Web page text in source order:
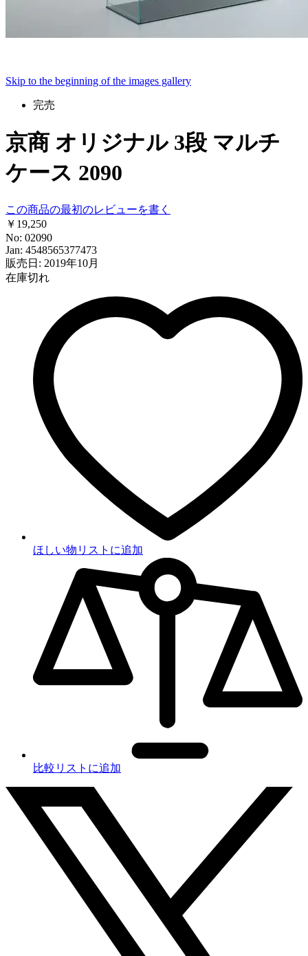
Skip to the beginning of the images gallery
完売
京商 オリジナル 3段 マルチ
ケース 2090
この商品の最初のレビューを書く
￥19,250
No: 02090
Jan: 4548565377473
販売日: 2019年10月
在庫切れ
ほしい物リストに追加
比較リストに追加